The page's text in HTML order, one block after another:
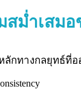
สม่ำเสม
ลักทางกลยุทธ์ที่